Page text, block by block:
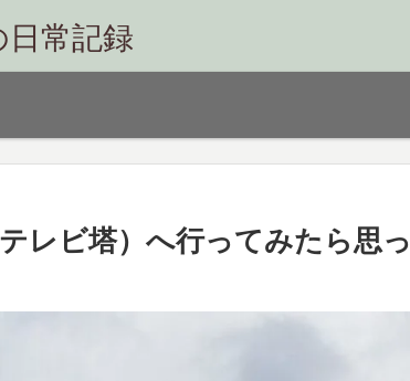
常記録
レビ塔）へ行ってみたら思っ